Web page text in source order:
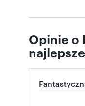
Opinie o